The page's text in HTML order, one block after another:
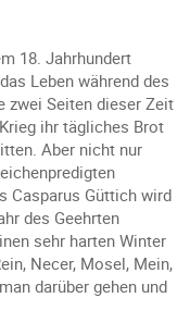
18. Jahrhundert
Leben während des
zwei Seiten dieser Zeit
ihr tägliches Brot
Aber nicht nur
Casparus Güttich wird
des Geehrten
sehr harten Winter
Necer, Mosel, Mein,
darüber gehen und